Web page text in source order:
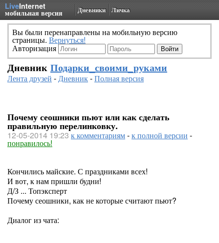
LiveInternet
мобильная версия Дневники Личка
Вы были перенаправлены на мобильную версию
страницы. Вернуться!
Авторизация
Дневник Подарки_своими_руками
Лента друзей -Дневник-Полная версия
Почему сеошники пьют или как сделать
правильную перелинковку.
12-05-2014 19:23 к комментариям-к полной версии -
понравилось!
Кончились майские. С праздниками всех!
И вот, к нам пришли будни!
Д/З ... Топэксперт
Почему сеошники, как не которые считают пьют?
Диалог из чата: